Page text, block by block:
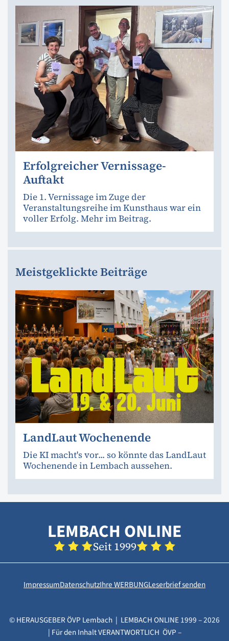
Erfolgreicher Vernissage-
Auftakt
Die 1. Vernissage im Zuge der
Veranstaltungsreihe im Kunsthaus war ein
voller Erfolg. Mehr im Beitrag.
Meistgeklickte Beiträge
LandLaut Wochenende
Die KI macht's vor... so könnte das LandLaut
Wochenende in Lembach aussehen.
LEMBACH ONLINE
Seit 1999
ImpressumDatenschutzIhre WERBUNGLeserbrief senden
© HERAUSGEBER ÖVP Lembach | LEMBACH ONLINE 1999 – 2026
| Für den Inhalt VERANTWORTLICH ÖVP –